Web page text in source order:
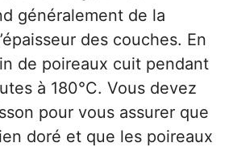
généralement de la
des couches. En
de poireaux cuit pendant
à 180°C. Vous devez
pour vous assurer que
doré et que les poireaux